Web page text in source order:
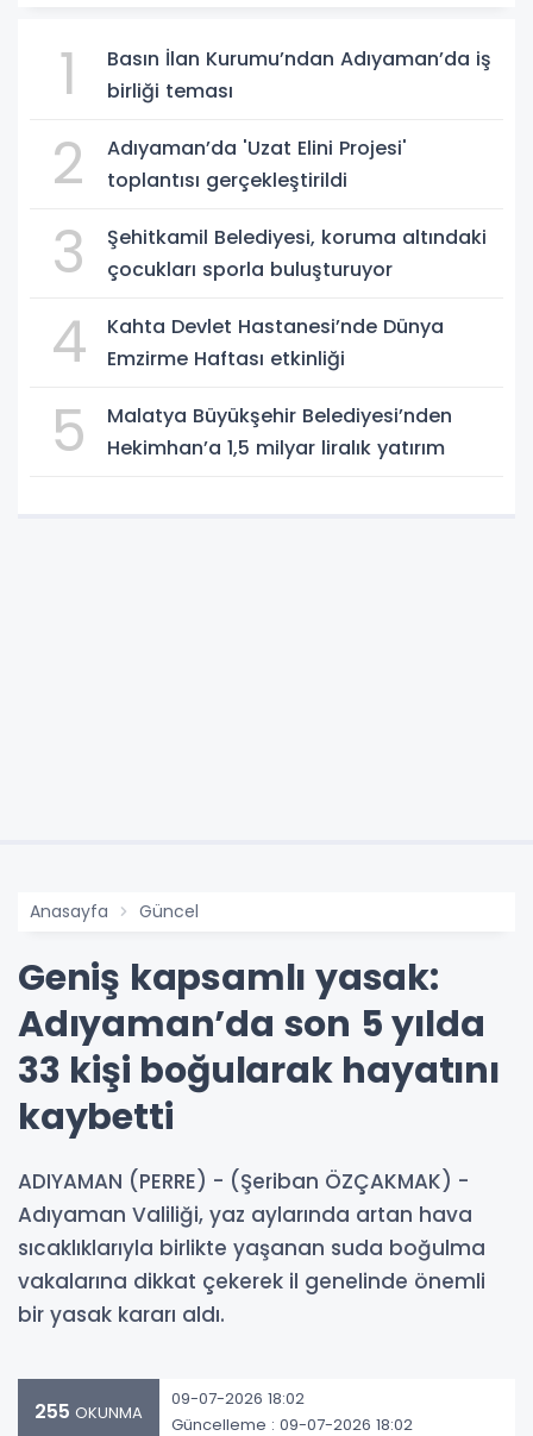
1
Basın İlan Kurumu’ndan Adıyaman’da iş
birliği teması
2
Adıyaman’da 'Uzat Elini Projesi'
toplantısı gerçekleştirildi
3
Şehitkamil Belediyesi, koruma altındaki
çocukları sporla buluşturuyor
4
Kahta Devlet Hastanesi’nde Dünya
Emzirme Haftası etkinliği
5
Malatya Büyükşehir Belediyesi’nden
Hekimhan’a 1,5 milyar liralık yatırım
Anasayfa Güncel
Geniş kapsamlı yasak:
Adıyaman’da son 5 yılda
33 kişi boğularak hayatını
kaybetti
ADIYAMAN (PERRE) - (Şeriban ÖZÇAKMAK) -
Adıyaman Valiliği, yaz aylarında artan hava
sıcaklıklarıyla birlikte yaşanan suda boğulma
vakalarına dikkat çekerek il genelinde önemli
bir yasak kararı aldı.
255 OKUNMA
09-07-2026 18:02
Güncelleme : 09-07-2026 18:02